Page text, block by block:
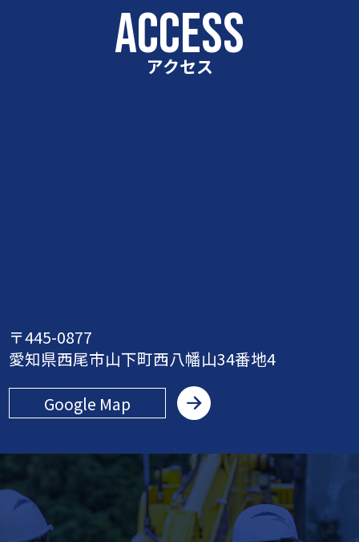
ACCESS
アクセス
〒445-0877
愛知県西尾市山下町西八幡山34番地4
Google Map